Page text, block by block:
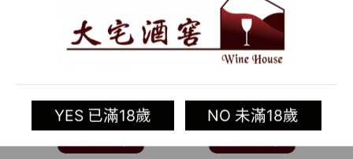
YES 已滿18歲 NO 未滿18歲
2014 美國紅酒 FIRE
CHRONICLE WINE
COMPETITION 金牌)
2013 美國紅酒 DIRT
WORSHIPPER (知名葡